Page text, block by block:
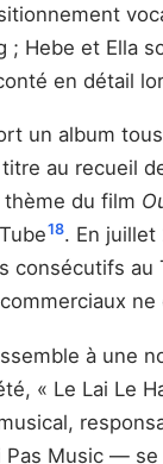
; Hebe et Ella
en détail
un album
au recueil
thème du film
18. En
au
à une
« Le Lai Le
Music —